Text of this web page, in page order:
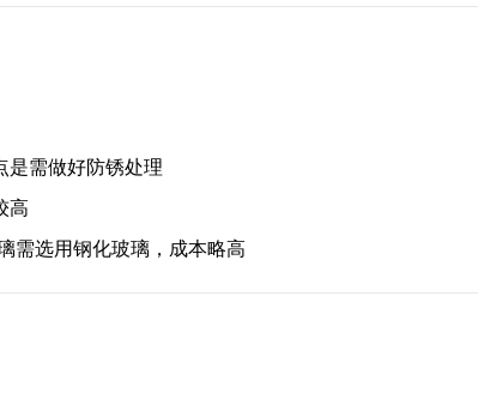
是需做好防锈处理
高
需选用钢化玻璃，成本略高